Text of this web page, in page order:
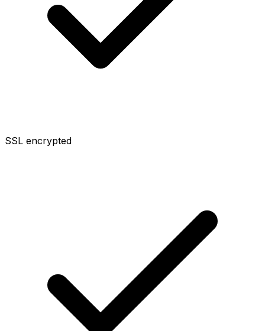
SSL encrypted